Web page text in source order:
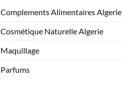
Complements Alimentaires Algerie
Cosmétique Naturelle Algerie
Maquillage
Parfums